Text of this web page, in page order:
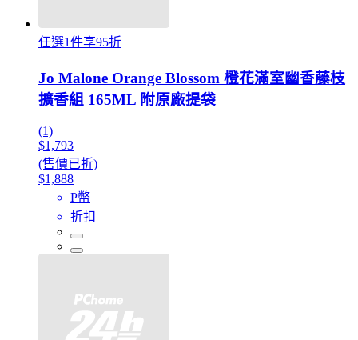
任選1件享95折
Jo Malone Orange Blossom 橙花滿室幽香藤枝
擴香組 165ML 附原廠提袋
(1)
$1,793
(售價已折)
$1,888
P幣
折扣